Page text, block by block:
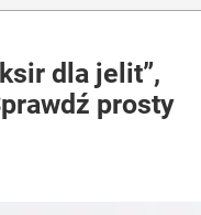
dla jelit”,
prosty